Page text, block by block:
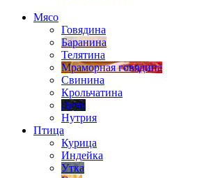
Мясо
Говядина
Баранина
Телятина
Мраморная говядина
Свинина
Крольчатина
Дичь
Нутрия
Птица
Курица
Индейка
Утка